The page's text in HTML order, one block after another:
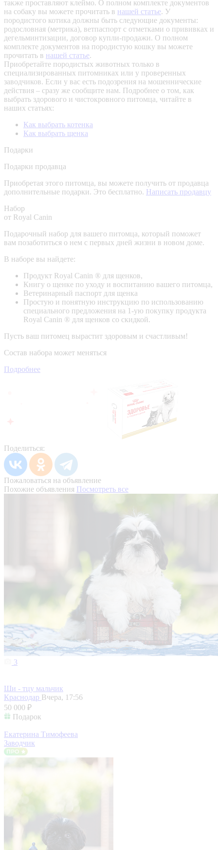
также проставляют клеймо. О полном комплекте документов
на собаку вы можете прочитать в нашей статье. У
породистого котика должны быть следующие документы:
родословная (метрика), ветпаспорт с отметками о прививках и
дегельминтизации, договор купли-продажи. О полном
комплекте документов на породистую кошку вы можете
прочитать в нашей статье.
Приобретайте породистых животных только в
специализированных питомниках или у проверенных
заводчиков. Если у вас есть подозрения на мошеннические
действия – сразу же сообщите нам. Подробнее о том, как
выбрать здорового и чистокровного питомца, читайте в
наших статьях:
Как выбрать котенка
Как выбрать щенка
Подарки
Подарки продавца
Приобретая этого питомца, вы можете получить от продавца
дополнительные подарки. Это бесплатно. Написать продавцу
Набор
от Royal Canin
Подарочный набор для вашего питомца, который поможет
вам позаботиться о нем с первых дней жизни в новом доме.
В наборе вы найдете:
Продукт Royal Canin ® для щенков,
Книгу о щенке по уходу и воспитанию вашего питомца,
Ветеринарный паспорт для щенка
Простую и понятную инструкцию по использованию
специального предложения на 1-ую покупку продукта
Royal Canin ® для щенков со скидкой.
Пусть ваш питомец вырастит здоровым и счастливым!
Состав набора может меняться
Подробнее
Поделиться:
Пожаловаться на объявление
Похожие объявления Посмотреть все
3
Ши - тцу мальчик
Краснодар Вчера, 17:56
50 000 ₽
Подарок
Екатерина Тимофеева
Заводчик